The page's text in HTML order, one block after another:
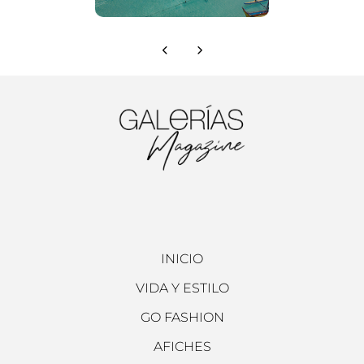
INICIO
VIDA Y ESTILO
GO FASHION
AFICHES